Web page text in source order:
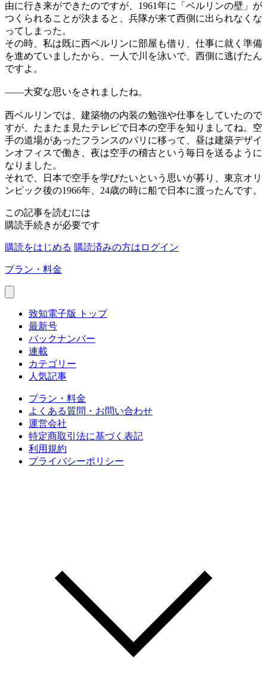
由に行き来ができたのですが、1961年に「ベルリンの壁」が
つくられることが決まると、兵隊が来て西側に出られなくな
ってしまった。
その時、私は既に西ベルリンに部屋も借り、仕事に就く準備
を進めていましたから、一人で川を泳いで、西側に逃げたん
ですよ。
——大変な思いをされましたね。
西ベルリンでは、建築物の内装の勉強や仕事をしていたので
すが、たまたま見たテレビで日本の空手を知りましてね。空
手の道場があったフランスのパリに移って、昼は建築デザイ
ンオフィスで働き、夜は空手の稽古という毎日を送るように
なりました。
それで、日本で空手を学びたいという思いが募り、東京オリ
ンピック後の1966年、24歳の時に船で日本に渡ったんです。
この記事を読むには
購読手続きが必要です
購読をはじめる 購読済みの方はログイン
プラン・料金
致知電子版 トップ
最新号
バックナンバー
連載
カテゴリー
人気記事
プラン・料金
よくある質問・お問い合わせ
運営会社
特定商取引法に基づく表記
利用規約
プライバシーポリシー